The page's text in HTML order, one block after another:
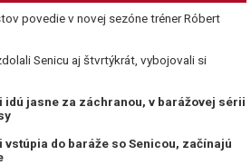
povedie v novej sezóne tréner Róbert
Senicu aj štvrtýkrát, vybojovali si
idú jasne za záchranou, v barážovej sérii
do baráže so Senicou, začínajú